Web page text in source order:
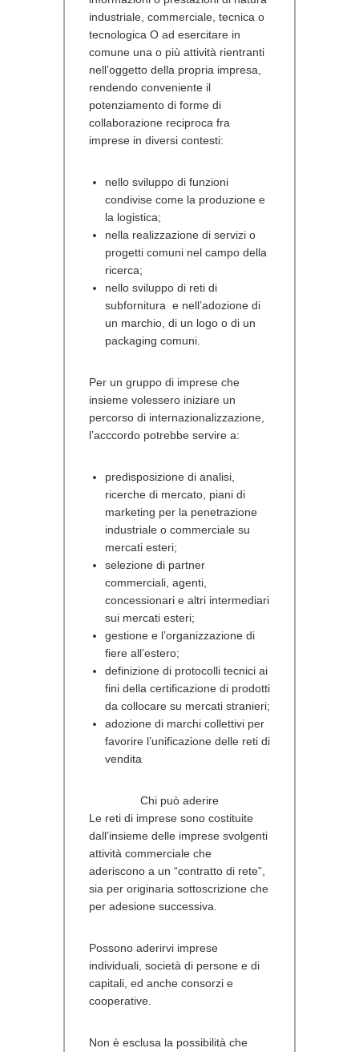
industriale, commerciale, tecnica o
tecnologica O ad esercitare in
comune una o più attività rientranti
nell’oggetto della propria impresa,
rendendo conveniente il
potenziamento di forme di
collaborazione reciproca fra
imprese in diversi contesti:
nello sviluppo di funzioni
condivise come la produzione e
la logistica;
nella realizzazione di servizi o
progetti comuni nel campo della
ricerca;
nello sviluppo di reti di
subfornitura e nell’adozione di
un marchio, di un logo o di un
packaging comuni.
Per un gruppo di imprese che
insieme volessero iniziare un
percorso di internazionalizzazione,
l’acccordo potrebbe servire a:
predisposizione di analisi,
ricerche di mercato, piani di
marketing per la penetrazione
industriale o commerciale su
mercati esteri;
selezione di partner
commerciali, agenti,
concessionari e altri intermediari
sui mercati esteri;
gestione e l’organizzazione di
fiere all’estero;
definizione di protocolli tecnici ai
fini della certificazione di prodotti
da collocare su mercati stranieri;
adozione di marchi collettivi per
favorire l’unificazione delle reti di
vendita
Chi può aderire
Le reti di imprese sono costituite
dall’insieme delle imprese svolgenti
attività commerciale che
aderiscono a un “contratto di rete”,
sia per originaria sottoscrizione che
per adesione successiva.
Possono aderirvi imprese
individuali, società di persone e di
capitali, ed anche consorzi e
cooperative.
Non è esclusa la possibilità che